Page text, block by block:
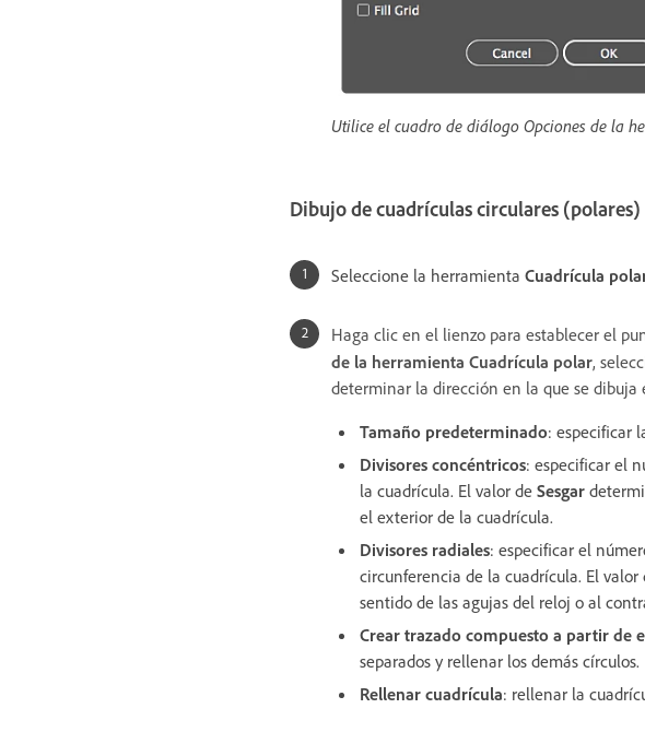
Utilice el cuadro de diálogo Opciones de la
Dibujo de cuadrículas circulares (polares)
Seleccione la herramienta Cuadrícula
Haga clic en el lienzo para establecer el
de la herramienta Cuadrícula polar,
determinar la dirección en la que se dibuja
Tamaño predeterminado: especificar
Divisores concéntricos: especificar el
la cuadrícula. El valor de Sesgar
el exterior de la cuadrícula.
Divisores radiales: especificar el
circunferencia de la cuadrícula. El valor
sentido de las agujas del reloj o al
Crear trazado compuesto a partir de
separados y rellenar los demás círculos.
Rellenar cuadrícula: rellenar la